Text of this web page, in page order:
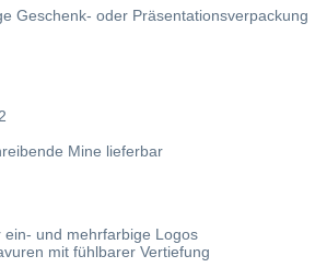
Geschenk- oder Präsentationsverpackung
Mine lieferbar
und mehrfarbige Logos
mit fühlbarer Vertiefung